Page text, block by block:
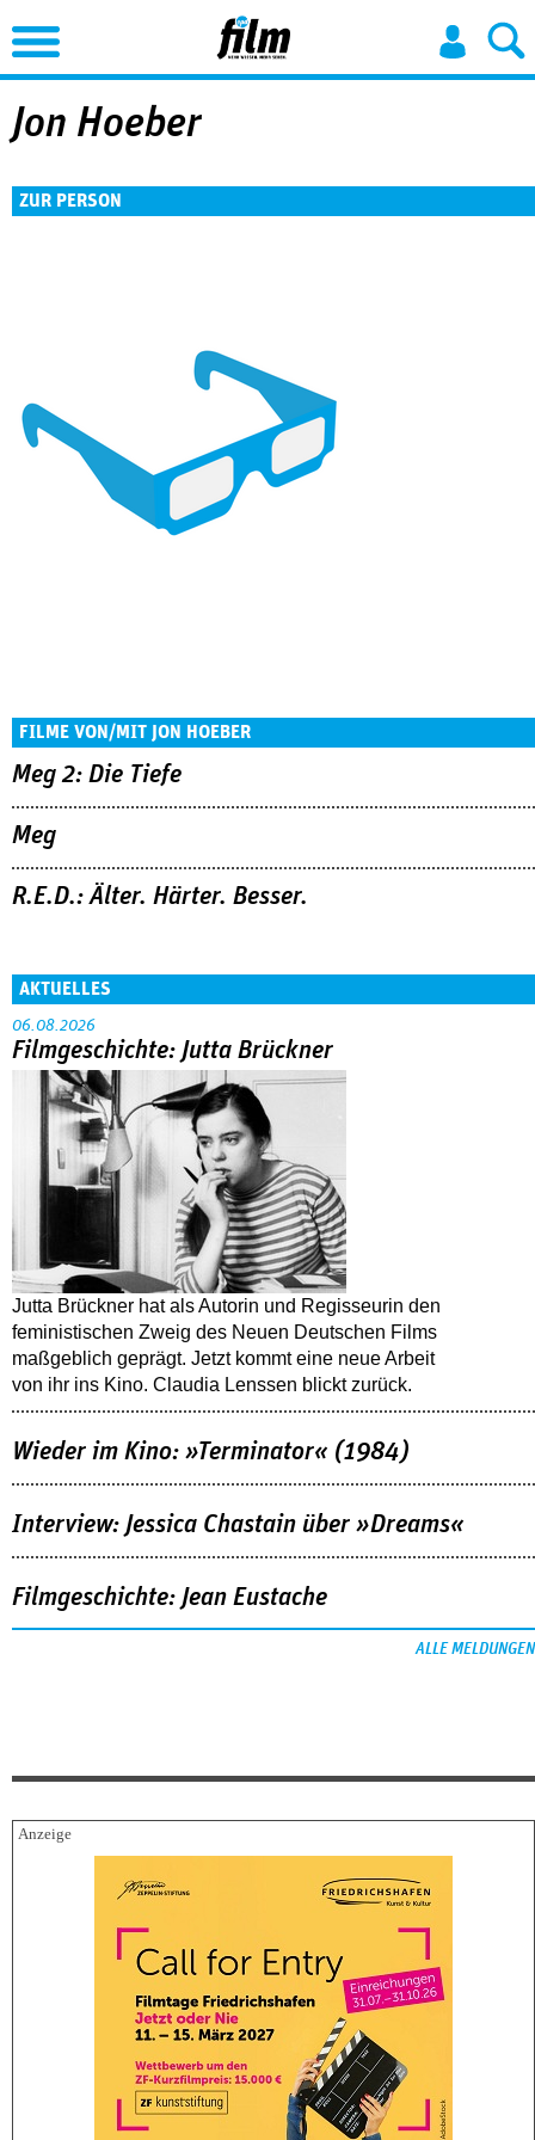
Jump to Navigation
Jon Hoeber
ZUR PERSON
FILME VON/MIT JON HOEBER
Meg 2: Die Tiefe
Meg
R.E.D.: Älter. Härter. Besser.
AKTUELLES
06.08.2026
Filmgeschichte: Jutta Brückner
Jutta Brückner hat als Autorin und Regisseurin den
feministischen Zweig des Neuen Deutschen Films
maßgeblich geprägt. Jetzt kommt eine neue Arbeit
von ihr ins Kino. Claudia Lenssen blickt zurück.
Wieder im Kino: »Terminator« (1984)
Interview: Jessica Chastain über »Dreams«
Filmgeschichte: Jean Eustache
ALLE MELDUNGEN